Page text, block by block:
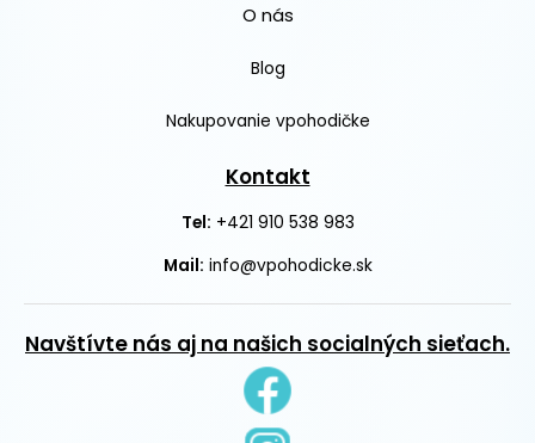
O nás
Blog
Nakupovanie vpohodičke
Kontakt
Tel: +421 910 538 983
Mail: info@vpohodicke.sk
Navštívte nás aj na našich socialných sieťach.